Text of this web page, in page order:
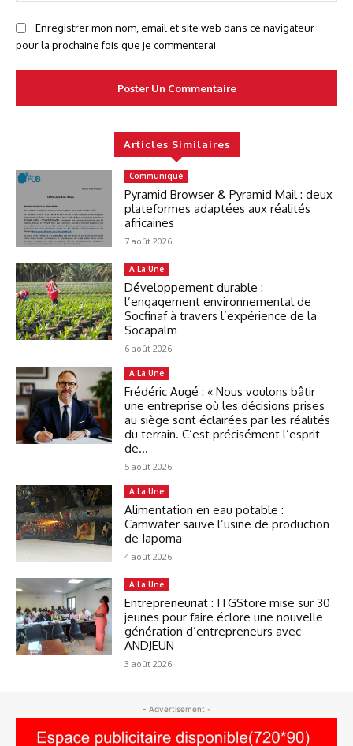
Enregistrer mon nom, email et site web dans ce navigateur
pour la prochaine fois que je commenterai.
Articles Similaires
Communiqué
Pyramid Browser & Pyramid Mail : deux
plateformes adaptées aux réalités
africaines
7 août 2026
A La Une
Développement durable :
l’engagement environnemental de
Socfinaf à travers l’expérience de la
Socapalm
6 août 2026
A La Une
Frédéric Augé : « Nous voulons bâtir
une entreprise où les décisions prises
au siège sont éclairées par les réalités
du terrain. C’est précisément l’esprit
de...
5 août 2026
A La Une
Alimentation en eau potable :
Camwater sauve l’usine de production
de Japoma
4 août 2026
A La Une
Entrepreneuriat : ITGStore mise sur 30
jeunes pour faire éclore une nouvelle
génération d’entrepreneurs avec
ANDJEUN
3 août 2026
- Advertisement -